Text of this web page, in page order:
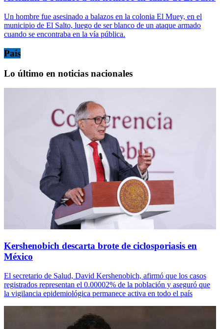
Un hombre fue asesinado a balazos en la colonia El Muey, en el
municipio de El Salto, luego de ser blanco de un ataque armado
cuando se encontraba en la vía pública.
País
Lo último en noticias nacionales
Kershenobich descarta brote de ciclosporiasis en
México
El secretario de Salud, David Kershenobich, afirmó que los casos
registrados representan el 0.00002% de la población y aseguró que
la vigilancia epidemiológica permanece activa en todo el país